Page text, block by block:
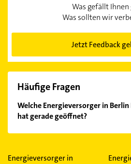
Was gefällt Ihnen
Was sollten wir
Jetzt Feedback
Häufige Fragen
Welche Energieversorger in
hat gerade geöffnet?
Im Anbieter-Bereich finden Sie alle
Feiertagen abweichen können.
Energieversorger in